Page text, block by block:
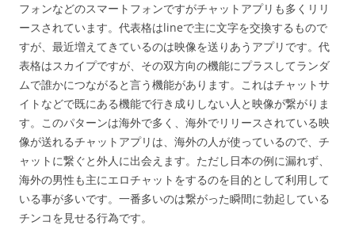
フォンなどのスマートフォンですがチャットアプリも多くリリ
ースされています。代表格はlineで主に文字を交換するもので
すが、最近増えてきているのは映像を送りあうアプリです。代
表格はスカイプですが、その双方向の機能にプラスしてランダ
ムで誰かにつながると言う機能があります。これはチャットサ
イトなどで既にある機能で行き成りしない人と映像が繋がりま
す。このパターンは海外で多く、海外でリリースされている映
像が送れるチャットアプリは、海外の人が使っているので、チ
ャットに繋ぐと外人に出会えます。ただし日本の例に漏れず、
海外の男性も主にエロチャットをするのを目的として利用して
いる事が多いです。一番多いのは繋がった瞬間に勃起している
チンコを見せる行為です。